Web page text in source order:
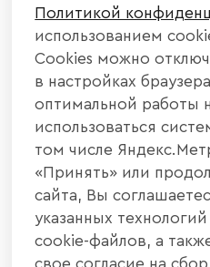
КАТАЛОГ МЕБЕЛИ
ИНФОРМАЦИЯ
НАШИ КОНТАКТЫ
+7 800 700 20 58
440004, г. Пенза,
Политикой
использованием
Cookies можно
в настройках
оптимальной работы
использоваться
том числе
«Принять» или
сайта, Вы
указанных
cookie-файлов, а